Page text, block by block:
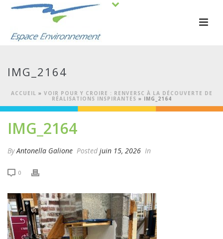
IMG_2164
ACCUEIL » VOIR POUR Y CROIRE : RENVERSC À LA DÉCOUVERTE DE
RÉALISATIONS INSPIRANTES » IMG_2164
IMG_2164
ByAntonella Galione Posted juin 15, 2026 In
0